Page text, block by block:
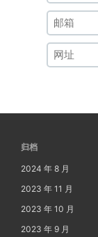
归档
2024 年 8 月
2023 年 11 月
2023 年 10 月
2023 年 9 月